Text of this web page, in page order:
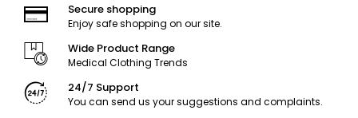
Secure shopping
Enjoy safe shopping on our site.
Wide Product Range
Medical Clothing Trends
24/7 Support
You can send us your suggestions and complaints.